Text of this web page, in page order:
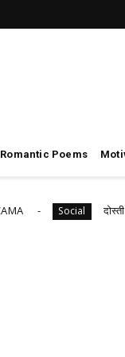
Romantic Poems
Social दोस्ती